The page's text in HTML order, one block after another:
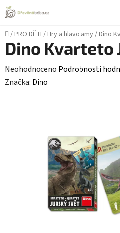
Přejít
na
obsah
Domů
/PRO DĚTI/Hry a hlavolamy/Dino
Dino Kvarteto
Průměrné
hodnocení
Neohodnoceno Podrobnosti
Značka: Dino